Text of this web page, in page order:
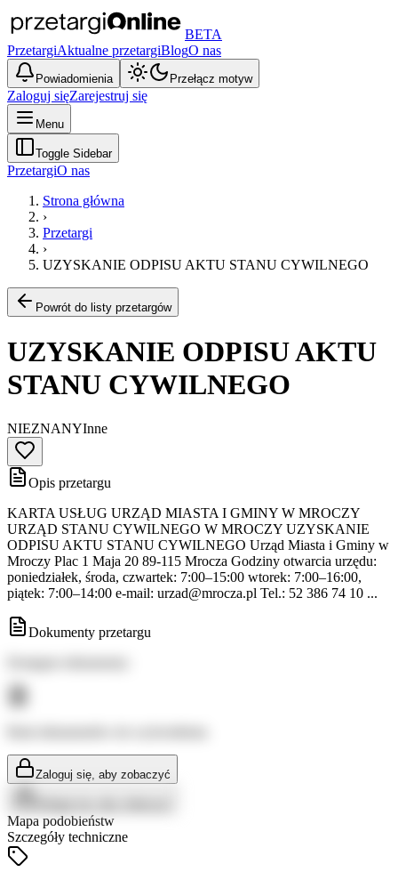
BETA
PrzetargiAktualne przetargiBlogO nas
Powiadomienia Przełącz motyw
Zaloguj sięZarejestruj się
Menu
Toggle Sidebar
PrzetargiO nas
Strona główna
›
Przetargi
›
UZYSKANIE ODPISU AKTU STANU CYWILNEGO
Powrót do listy przetargów
UZYSKANIE ODPISU AKTU
STANU CYWILNEGO
NIEZNANYInne
Opis przetargu
KARTA USŁUG URZĄD MIASTA I GMINY W MROCZY
URZĄD STANU CYWILNEGO W MROCZY UZYSKANIE
ODPISU AKTU STANU CYWILNEGO Urząd Miasta i Gminy w
Mroczy Plac 1 Maja 20 89-115 Mrocza Godziny otwarcia urzędu:
poniedziałek, środa, czwartek: 7:00–15:00 wtorek: 7:00–16:00,
piątek: 7:00–14:00 e-mail: urzad@mrocza.pl Tel.: 52 386 74 10 ...
Dokumenty przetargu
Zaloguj się, aby zobaczyć
Mapa podobieństw
Szczegóły techniczne